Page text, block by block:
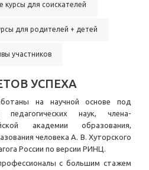
курсы для соискателей
для родителей + детей
участников
УСПЕХА
на научной основе под
наук, члена-
академии образования,
человека А. В. Хуторского
России по версии РИНЦ.
с большим стажем